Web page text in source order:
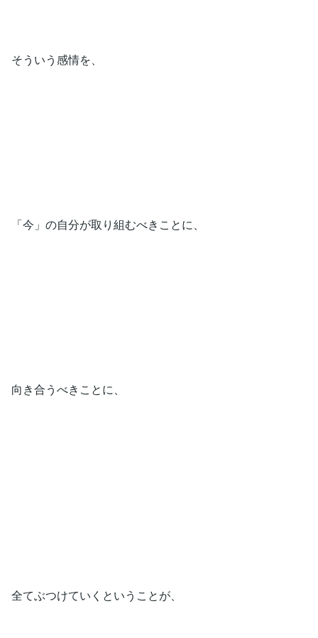
そういう感情を、
「今」の自分が取り組むべきことに、
向き合うべきことに、
全てぶつけていくということが、